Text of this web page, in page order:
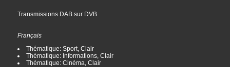
Transmissions DAB sur DVB
Français
Thématique: Sport, Clair
Thématique: Informations, Clair
Thématique: Cinéma, Clair